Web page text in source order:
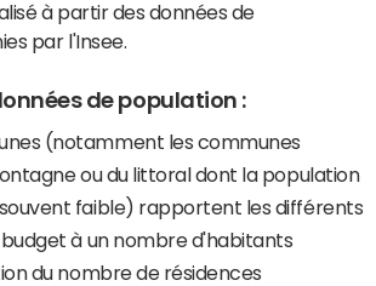
à partir des données de
par l'Insee.
de population :
(notamment les communes
ou du littoral dont la population
faible) rapportent les différents
à un nombre d'habitants
du nombre de résidences